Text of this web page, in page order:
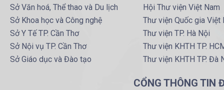
Sở Văn hoá, Thể thao và Du lịch
Sở Khoa học và Công nghệ
Sở Y Tế TP. Cần Thơ
Sở Nội vụ TP. Cần Thơ
Sở Giáo dục và Đào tạo
Hội Thư viện Việt Nam
Thư viện Quốc gia Việt
Thư viện TP. Hà Nội
Thư viện KHTH TP.
Thư viện KHTH TP. Đà
CỔNG THÔNG TIN